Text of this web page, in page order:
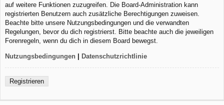
auf weitere Funktionen zuzugreifen. Die Board-Administration kann
registrierten Benutzern auch zusätzliche Berechtigungen zuweisen.
Beachte bitte unsere Nutzungsbedingungen und die verwandten
Regelungen, bevor du dich registrierst. Bitte beachte auch die jeweiligen
Forenregeln, wenn du dich in diesem Board bewegst.
Nutzungsbedingungen | Datenschutzrichtlinie
Registrieren